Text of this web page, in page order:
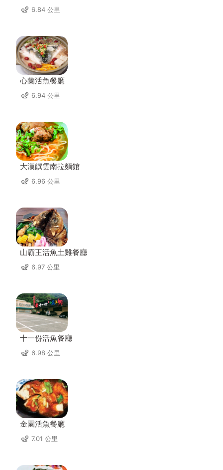
6.84 公里
心蘭活魚餐廳
6.94 公里
大漢饌雲南拉麵館
6.96 公里
山霸王活魚土雞餐廳
6.97 公里
十一份活魚餐廳
6.98 公里
金園活魚餐廳
7.01 公里